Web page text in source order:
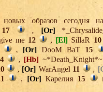
новых образов
17 , [Or]
me 12 , [El] SillaR 10
, [Or] DooM BaT 15
, [Hb]
, [Or] WarAngel 11 ,
, [Or] Карелия 15